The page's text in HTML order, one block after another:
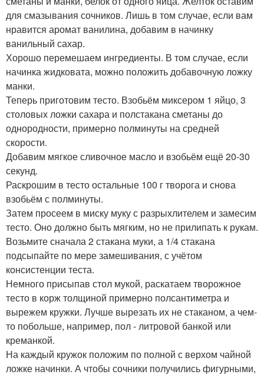
для смазывания сочников. Лишь в том случае, если вам
нравится аромат ванилина, добавим в начинку
ванильный сахар.
Хорошо перемешаем ингредиенты. В том случае, если
начинка жидковата, можно положить добавочную ложку
манки.
Теперь приготовим тесто. Взобьём миксером 1 яйцо, 3
столовых ложки сахара и полстакана сметаны до
однородности, примерно полминуты на средней
скорости.
Добавим мягкое сливочное масло и взобьём ещё 20-30
секунд.
Раскрошим в тесто остальные 100 г творога и снова
взобьём с полминуты.
Затем просеем в миску муку с разрыхлителем и замесим
тесто. Оно должно быть мягким, но не прилипать к рукам.
Возьмите сначала 2 стакана муки, а 1/4 стакана
подсыпайте по мере замешивания, с учётом
консистенции теста.
Немного присыпав стол мукой, раскатаем творожное
тесто в корж толщиной примерно полсантиметра и
вырежем кружки. Лучше вырезать их не стаканом, а чем-
то побольше, например, пол - литровой банкой или
креманкой.
На каждый кружок положим по полной с верхом чайной
ложке начинки. А чтобы сочники получились фигурными,